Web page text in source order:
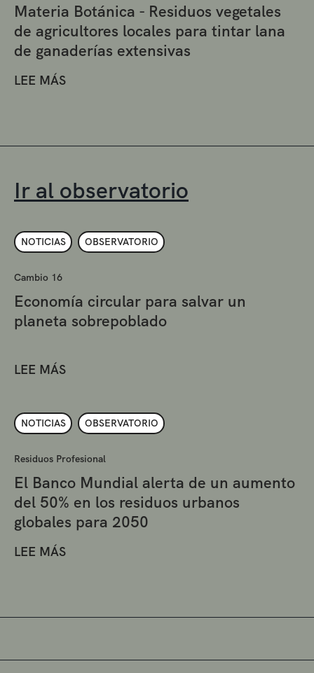
Materia Botánica - Residuos vegetales
de agricultores locales para tintar lana
de ganaderías extensivas
LEE MÁS
Ir al observatorio
NOTICIAS OBSERVATORIO
Cambio 16
Economía circular para salvar un
planeta sobrepoblado
LEE MÁS
NOTICIAS OBSERVATORIO
Residuos Profesional
El Banco Mundial alerta de un aumento
del 50% en los residuos urbanos
globales para 2050
LEE MÁS